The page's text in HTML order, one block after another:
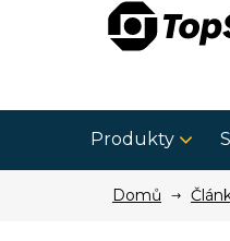
Produkty
Domů